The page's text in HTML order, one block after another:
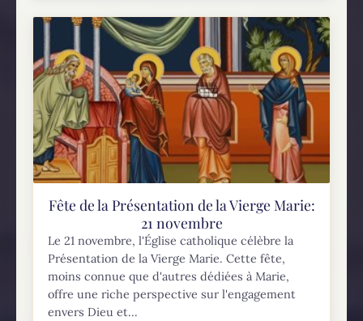
Fête de la Présentation de la Vierge Marie:
21 novembre
Le 21 novembre, l'Église catholique célèbre la
Présentation de la Vierge Marie. Cette fête,
moins connue que d'autres dédiées à Marie,
offre une riche perspective sur l'engagement
envers Dieu et...